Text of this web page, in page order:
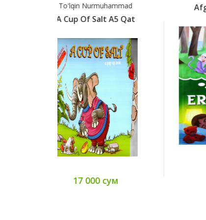
Afg'on Xalq Ertaklar